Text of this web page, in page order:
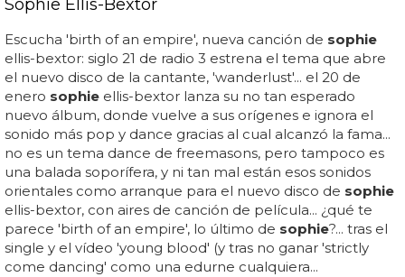
Sophie Ellis-Bextor
Escucha 'birth of an empire', nueva canción de sophie
ellis-bextor: siglo 21 de radio 3 estrena el tema que abre
el nuevo disco de la cantante, 'wanderlust'... el 20 de
enero sophie ellis-bextor lanza su no tan esperado
nuevo álbum, donde vuelve a sus orígenes e ignora el
sonido más pop y dance gracias al cual alcanzó la fama...
no es un tema dance de freemasons, pero tampoco es
una balada soporífera, y ni tan mal están esos sonidos
orientales como arranque para el nuevo disco de sophie
ellis-bextor, con aires de canción de película... ¿qué te
parece 'birth of an empire', lo último de sophie?... tras el
single y el vídeo 'young blood' (y tras no ganar 'strictly
come dancing' como una edurne cualquiera...